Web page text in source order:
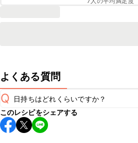
よくある質問
Q 日持ちはどれくらいですか？
保存期間は冷蔵で当日中が目安です。
し上がりください。
このレシピをシェアする